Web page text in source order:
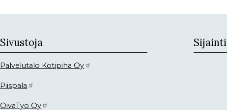
Sivustoja
Palvelutalo Kotipiha Oy
Piispala
OivaTyö Oy
Sijainti